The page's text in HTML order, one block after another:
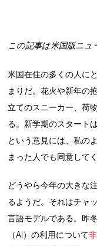
この記事は米国版ニュ
米国在住の多くの人に
まりだ。花火や新年の
立てのスニーカー、荷
る。新学期のスタート
という意見には、私の
まった人でも同意して
どうやら今年の大きな
るようだ。それはチャ
言語モデルである。昨
（AI）の利用について